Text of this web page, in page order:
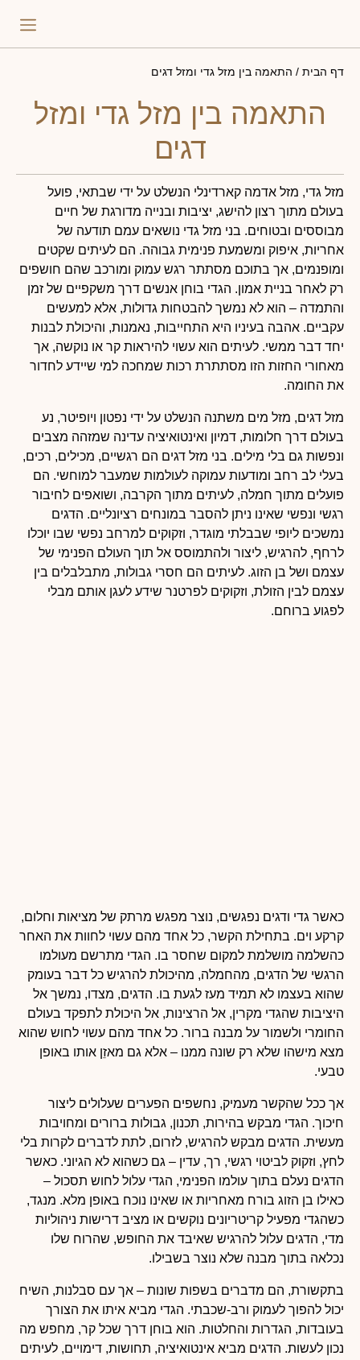
דף הבית / התאמה בין מזל גדי ומזל דגים
התאמה בין מזל גדי ומזל
דגים
מזל גדי, מזל אדמה קארדינלי הנשלט על ידי שבתאי, פועל
בעולם מתוך רצון להישג, יציבות ובנייה מדורגת של חיים
מבוססים ובטוחים. בני מזל גדי נושאים עמם תודעה של
אחריות, איפוק ומשמעת פנימית גבוהה. הם לעיתים שקטים
ומופנמים, אך בתוכם מסתתר רגש עמוק ומורכב שהם חושפים
רק לאחר בניית אמון. הגדי בוחן אנשים דרך משקפיים של זמן
והתמדה – הוא לא נמשך להבטחות גדולות, אלא למעשים
עקביים. אהבה בעיניו היא התחייבות, נאמנות, והיכולת לבנות
יחד דבר ממשי. לעיתים הוא עשוי להיראות קר או נוקשה, אך
מאחורי החזות הזו מסתתרת רכות שמחכה למי שיידע לחדור
את החומה.
מזל דגים, מזל מים משתנה הנשלט על ידי נפטון ויופיטר, נע
בעולם דרך חלומות, דמיון ואינטואיציה עדינה שמזהה מצבים
ונפשות גם בלי מילים. בני מזל דגים הם רגשיים, מכילים, רכים,
בעלי לב רחב ומודעות עמוקה לעולמות שמעבר למוחשי. הם
פועלים מתוך חמלה, לעיתים מתוך הקרבה, ושואפים לחיבור
רגשי ונפשי שאינו ניתן להסבר במונחים רציונליים. הדגים
נמשכים ליופי שבבלתי מוגדר, וזקוקים למרחב נפשי שבו יוכלו
לרחף, להרגיש, ליצור ולהתמוסס אל תוך העולם הפנימי של
עצמם ושל בן הזוג. לעיתים הם חסרי גבולות, מתבלבלים בין
עצמם לבין הזולת, וזקוקים לפרטנר שידע לעגן אותם מבלי
לפגוע ברוחם.
כאשר גדי ודגים נפגשים, נוצר מפגש מרתק של מציאות וחלום,
קרקע וים. בתחילת הקשר, כל אחד מהם עשוי לחוות את האחר
כהשלמה מושלמת למקום שחסר בו. הגדי מתרשם מעולמו
הרגשי של הדגים, מהחמלה, מהיכולת להרגיש כל דבר בעומק
שהוא בעצמו לא תמיד מעז לגעת בו. הדגים, מצדו, נמשך אל
היציבות שהגדי מקרין, אל הרצינות, אל היכולת לתפקד בעולם
החומרי ולשמור על מבנה ברור. כל אחד מהם עשוי לחוש שהוא
מצא מישהו שלא רק שונה ממנו – אלא גם מאזֵן אותו באופן
טבעי.
אך ככל שהקשר מעמיק, נחשפים הפערים שעלולים ליצור
חיכוך. הגדי מבקש בהירות, תכנון, גבולות ברורים ומחויבות
מעשית. הדגים מבקש להרגיש, לזרום, לתת לדברים לקרות בלי
לחץ, וזקוק לביטוי רגשי, רך, עדין – גם כשהוא לא הגיוני. כאשר
הדגים נעלם בתוך עולמו הפנימי, הגדי עלול לחוש תסכול –
כאילו בן הזוג בורח מאחריות או שאינו נוכח באופן מלא. מנגד,
כשהגדי מפעיל קריטריונים נוקשים או מציב דרישות ניהוליות
מדי, הדגים עלול להרגיש שאיבד את החופש, שהרוח שלו
נכלאה בתוך מבנה שלא נוצר בשבילו.
בתקשורת, הם מדברים בשפות שונות – אך עם סבלנות, השיח
יכול להפוך לעמוק ורב-שכבתי. הגדי מביא איתו את הצורך
בעובדות, הגדרות והחלטות. הוא בוחן דרך שכל קר, מחפש מה
נכון לעשות. הדגים מביא אינטואיציה, תחושות, דימויים, לעיתים